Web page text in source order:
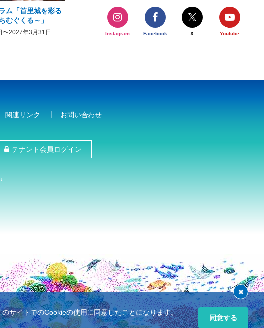
ム「首里城を彩る
むぐくる～」
〜2027年3月31日
2026年度 かりゆしビーチ営業
期間および営業時間のお知らせ
2026年3月5日〜2026年10月31日
【期間限定】オーシャ
開催について
2026年3月20日〜2026年11
Instagram Facebook X Youtube
関連リンク お問い合わせ
テナント会員ログイン
サイトでのCookieの使用に同意したことになります。
同意する